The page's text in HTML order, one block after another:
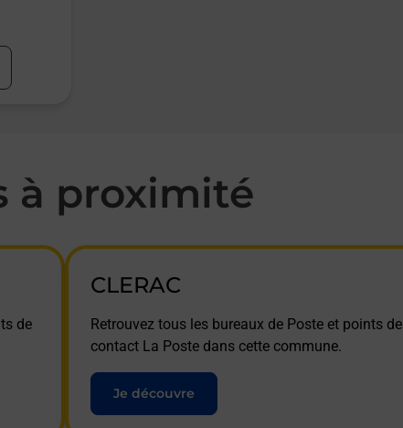
à proximité
de
CLERAC
Retrouvez tous les bureaux de Poste et points de
contact La Poste dans cette commune.
Je découvre